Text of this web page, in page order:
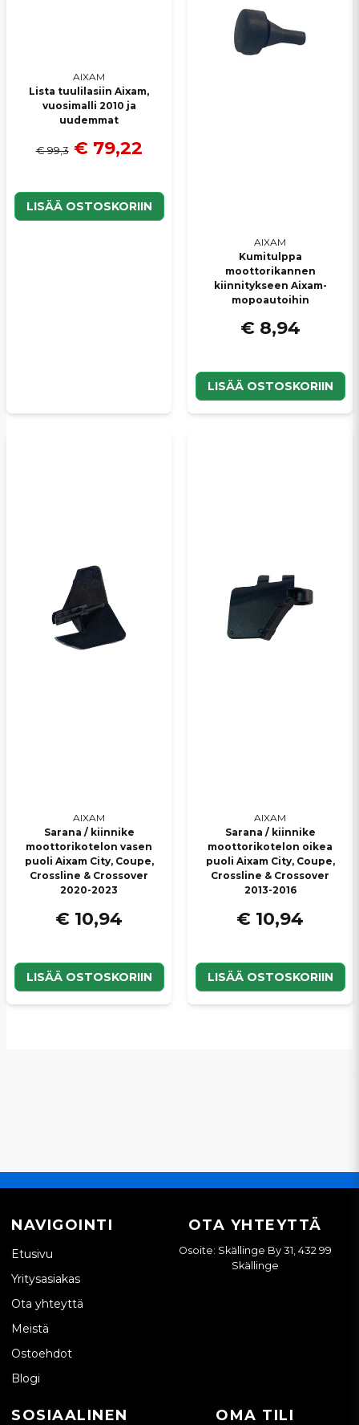
AIXAM
Lista tuulilasiin Aixam,
vuosimalli 2010 ja
uudemmat
€ 99,3 € 79,22
LISÄÄ OSTOSKORIIN
AIXAM
Kumitulppa
moottorikannen
kiinnitykseen Aixam-
mopoautoihin
€ 8,94
LISÄÄ OSTOSKORIIN
AIXAM
Sarana / kiinnike
moottorikotelon vasen
puoli Aixam City, Coupe,
Crossline & Crossover
2020-2023
€ 10,94
LISÄÄ OSTOSKORIIN
AIXAM
Sarana / kiinnike
moottorikotelon oikea
puoli Aixam City, Coupe,
Crossline & Crossover
2013-2016
€ 10,94
LISÄÄ OSTOSKORIIN
NAVIGOINTI
Etusivu
Yritysasiakas
Ota yhteyttä
Meistä
Ostoehdot
Blogi
OTA YHTEYTTÄ
Osoite: Skällinge By 31, 432 99
Skällinge
SOSIAALINEN OMA TILI